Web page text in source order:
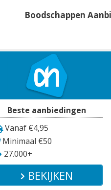
Boodschappen
Beste aanbiedingen
Vanaf €4,95
Minimaal €50
27.000+
BEKIJKEN